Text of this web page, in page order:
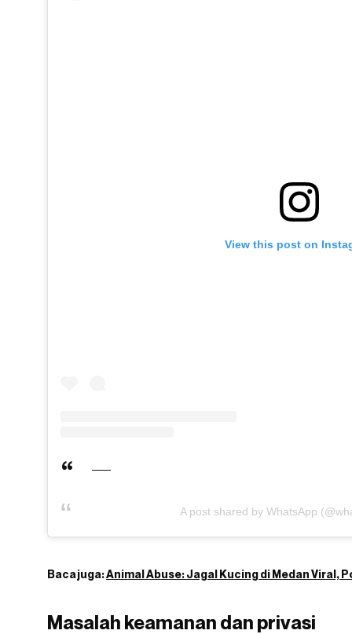
View this post on
A post shared by WhatsApp
Baca juga:Animal Abuse: Jagal Kucing di Medan Viral,
Masalah keamanan dan privasi